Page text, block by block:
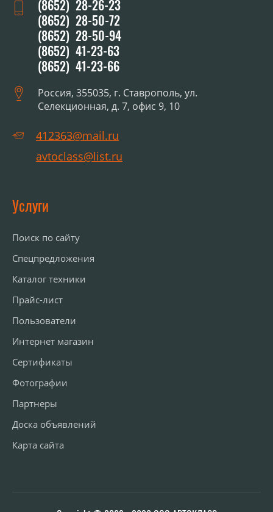
Услуги
Поиск по сайту
Спецпредложения
Каталог техники
Прайс-лист
Пользователи
Интернет магазин
Сертификаты
Фотографии
Партнеры
Доска объявлений
Карта сайта
412363@mail.ru
avtoclass@list.ru
Россия, 355035, г. Ставрополь, ул.
Селекционная, д. 7, офис 9, 10
(8652) 28-26-23
(8652) 28-50-72
(8652) 28-50-94
(8652) 41-23-63
(8652) 41-23-66